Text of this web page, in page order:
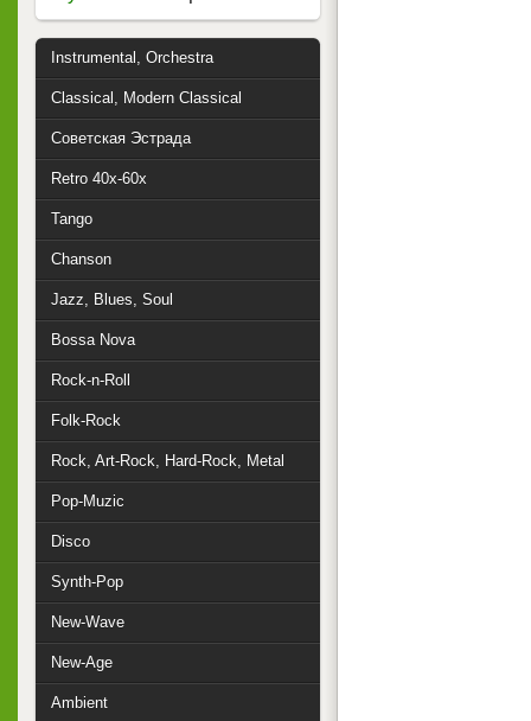
Instrumental, Orchestra
Classical, Modern Classical
Советская Эстрада
Retro 40x-60x
Tango
Chanson
Jazz, Blues, Soul
Bossa Nova
Rock-n-Roll
Folk-Rock
Rock, Art-Rock, Hard-Rock, Metal
Pop-Muzic
Disco
Synth-Pop
New-Wave
New-Age
Ambient